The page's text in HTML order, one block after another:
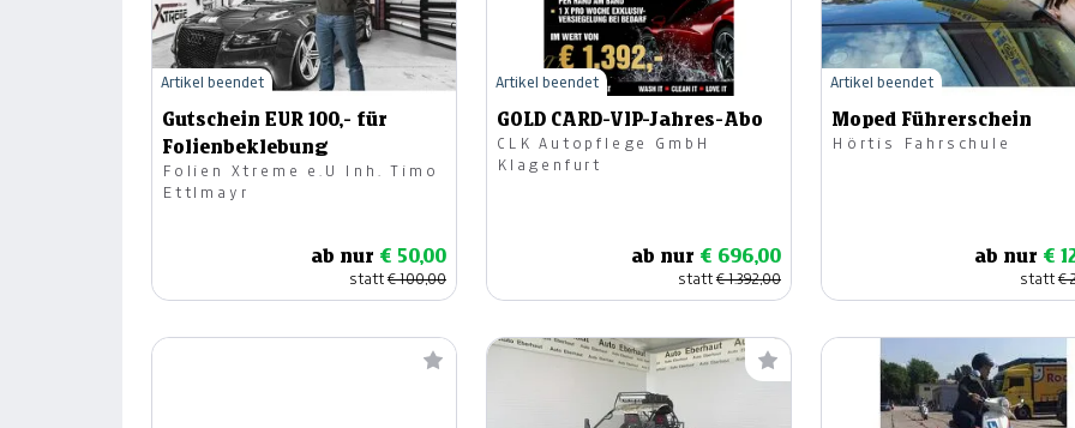
Gutschein EUR 100,- für
Folienbeklebung
Folien Xtreme e.U Inh. Timo
Ettlmayr
ab nur € 50,00
statt€ 100,00
Artikel beendet
GOLD CARD-VIP-Jahres-Abo
CLK Autopflege GmbH
Klagenfurt
ab nur € 696,00
statt€ 1.392,00
Artikel beendet
Moped Führerschein
Hörtis Fahrschule
ab nur €
statt€
Artikel beendet